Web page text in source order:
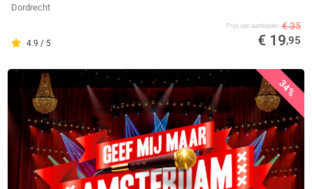
Dordrecht
4.9 / 5
Prijs van aanbieder € 35
€ 19,95
34%